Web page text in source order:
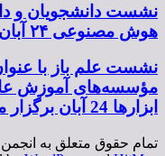
نشست دانشجویان و
هوش مصنوعی ۲۴ آبان برگزار می‌شود.
نشست علم باز با
مؤسسه‌های آموزش
ابزارها 24 آبان برگزار می‌شود.
تمام حقوق متعلق به